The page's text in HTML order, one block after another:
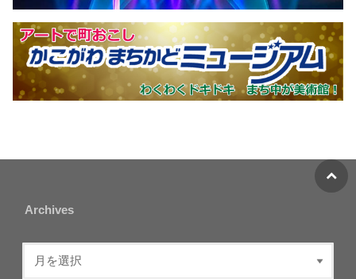
Archives